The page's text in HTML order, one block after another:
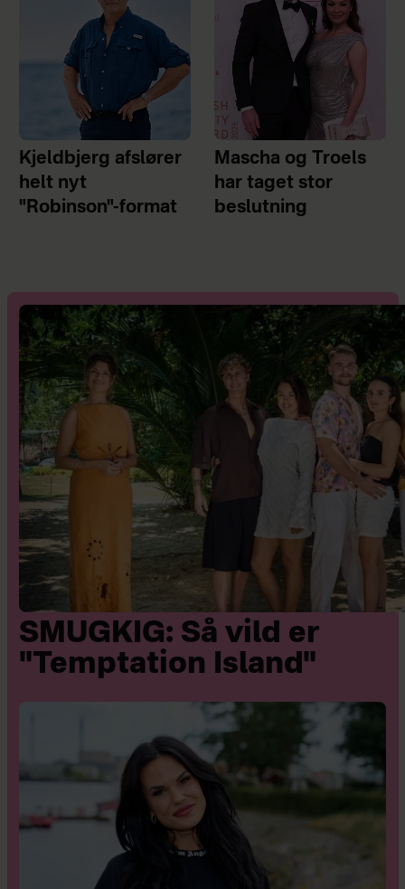
Kjeldbjerg afslører
helt nyt
"Robinson"-format
Mascha og Troels
har taget stor
beslutning
SMUGKIG: Så vild er
"Temptation Island"